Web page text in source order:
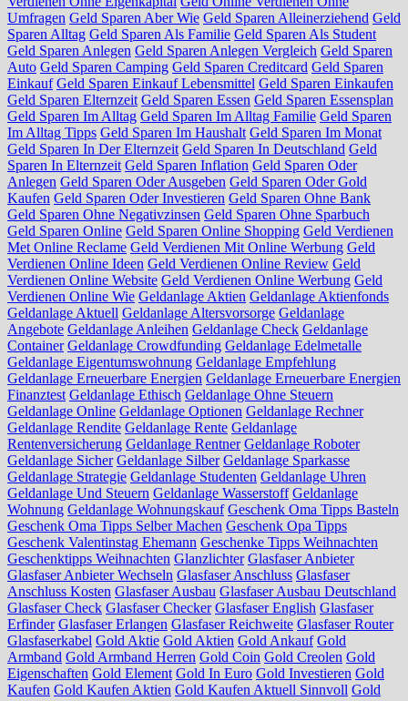
Umfragen Geld Sparen Aber Wie Geld Sparen Alleinerziehend Geld
Sparen Alltag Geld Sparen Als Familie Geld Sparen Als Student
Geld Sparen Anlegen Geld Sparen Anlegen Vergleich Geld Sparen
Auto Geld Sparen Camping Geld Sparen Creditcard Geld Sparen
Einkauf Geld Sparen Einkauf Lebensmittel Geld Sparen Einkaufen
Geld Sparen Elternzeit Geld Sparen Essen Geld Sparen Essensplan
Geld Sparen Im Alltag Geld Sparen Im Alltag Familie Geld Sparen
Im Alltag Tipps Geld Sparen Im Haushalt Geld Sparen Im Monat
Geld Sparen In Der Elternzeit Geld Sparen In Deutschland Geld
Sparen In Elternzeit Geld Sparen Inflation Geld Sparen Oder
Anlegen Geld Sparen Oder Ausgeben Geld Sparen Oder Gold
Kaufen Geld Sparen Oder Investieren Geld Sparen Ohne Bank
Geld Sparen Ohne Negativzinsen Geld Sparen Ohne Sparbuch
Geld Sparen Online Geld Sparen Online Shopping Geld Verdienen
Met Online Reclame Geld Verdienen Mit Online Werbung Geld
Verdienen Online Ideen Geld Verdienen Online Review Geld
Verdienen Online Website Geld Verdienen Online Werbung Geld
Verdienen Online Wie Geldanlage Aktien Geldanlage Aktienfonds
Geldanlage Aktuell Geldanlage Altersvorsorge Geldanlage
Angebote Geldanlage Anleihen Geldanlage Check Geldanlage
Container Geldanlage Crowdfunding Geldanlage Edelmetalle
Geldanlage Eigentumswohnung Geldanlage Empfehlung
Geldanlage Erneuerbare Energien Geldanlage Erneuerbare Energien
Finanztest Geldanlage Ethisch Geldanlage Ohne Steuern
Geldanlage Online Geldanlage Optionen Geldanlage Rechner
Geldanlage Rendite Geldanlage Rente Geldanlage
Rentenversicherung Geldanlage Rentner Geldanlage Roboter
Geldanlage Sicher Geldanlage Silber Geldanlage Sparkasse
Geldanlage Strategie Geldanlage Studenten Geldanlage Uhren
Geldanlage Und Steuern Geldanlage Wasserstoff Geldanlage
Wohnung Geldanlage Wohnungskauf Geschenk Oma Tipps Basteln
Geschenk Oma Tipps Selber Machen Geschenk Opa Tipps
Geschenk Valentinstag Ehemann Geschenke Tipps Weihnachten
Geschenktipps Weihnachten Glanzlichter Glasfaser Anbieter
Glasfaser Anbieter Wechseln Glasfaser Anschluss Glasfaser
Anschluss Kosten Glasfaser Ausbau Glasfaser Ausbau Deutschland
Glasfaser Check Glasfaser Checker Glasfaser English Glasfaser
Erfinder Glasfaser Erlangen Glasfaser Reichweite Glasfaser Router
Glasfaserkabel Gold Aktie Gold Aktien Gold Ankauf Gold
Armband Gold Armband Herren Gold Coin Gold Creolen Gold
Eigenschaften Gold Element Gold In Euro Gold Investieren Gold
Kaufen Gold Kaufen Aktien Gold Kaufen Aktuell Sinnvoll Gold